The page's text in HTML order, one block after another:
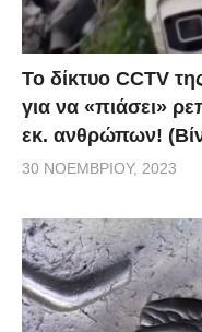
Το δίκτυο CCTV
για να «πιάσει»
εκ. ανθρώπων!
30 ΝΟΕΜΒΡΊΟΥ, 2023